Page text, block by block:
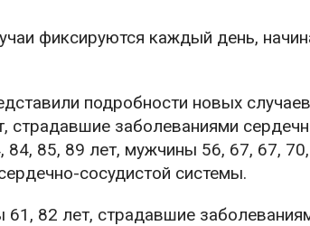
фиксируются каждый день,
подробности новых
страдавшие заболеваниями
84, 85, 89 лет, мужчины 56, 67, 67,
сосудистой системы.
82 лет, страдавшие